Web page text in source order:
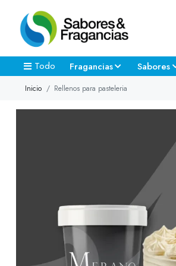
Todo Fragancias Sabores
Inicio Rellenos para pasteleria